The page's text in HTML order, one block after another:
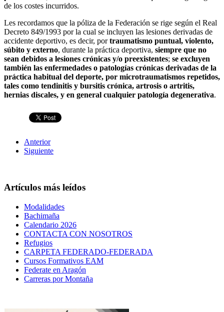
de los costes incurridos.
Les recordamos que la póliza de la Federación se rige según el Real
Decreto 849/1993 por la cual se incluyen las lesiones derivadas de
accidente deportivo, es decir, portraumatismo puntual, violento,
súbito y externo, durante la práctica deportiva, siempre que no
sean debidos a lesiones crónicas y/o preexistentes; se excluyen
también las enfermedades o patologías crónicas derivadas de la
práctica habitual del deporte, por microtraumatismos repetidos,
tales como tendinitis y bursitis crónica, artrosis o artritis,
hernias discales, y en general cualquier patología degenerativa.
Anterior
Siguiente
Artículos más leídos
Modalidades
Bachimaña
Calendario 2026
CONTACTA CON NOSOTROS
Refugios
CARPETA FEDERADO-FEDERADA
Cursos Formativos EAM
Federate en Aragón
Carreras por Montaña